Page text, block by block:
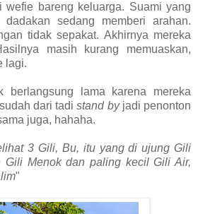
wefie bareng keluarga. Suami yang
dadakan sedang memberi arahan.
tidak sepakat. Akhirnya mereka
masih kurang memuaskan,
lagi.
berlangsung lama karena mereka
dari tadistand byjadi penonton
juga, hahaha.
3 Gili, Bu, itu yang di ujung Gili
Gili Menok dan paling kecil Gili Air,
"